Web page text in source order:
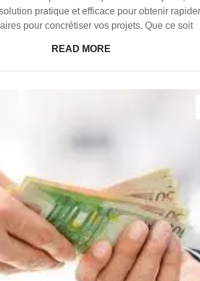
pratique et efficace pour obtenir
pour concrétiser vos projets. Que ce soit
READ MORE